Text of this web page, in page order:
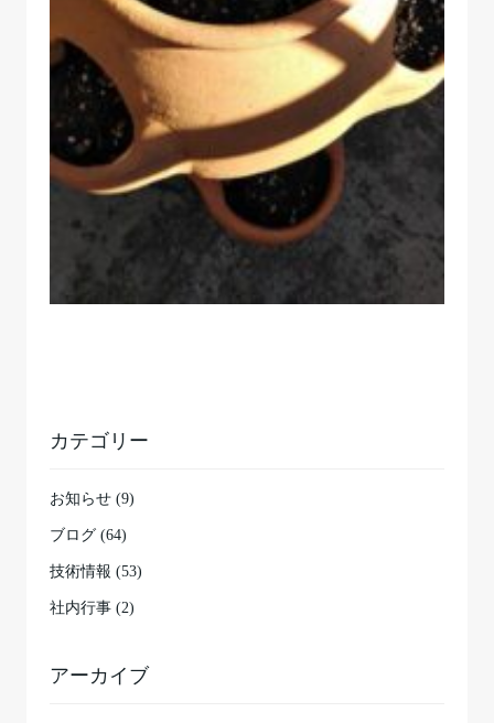
カテゴリー
お知らせ (9)
ブログ (64)
技術情報 (53)
社内行事 (2)
アーカイブ